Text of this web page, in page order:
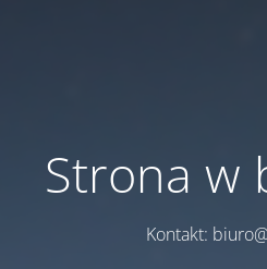
Strona w
Kontakt: